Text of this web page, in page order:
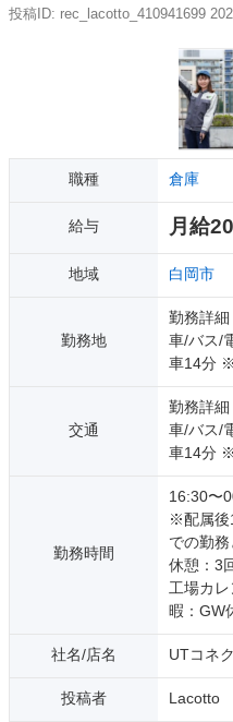
投稿ID: rec_lacotto_410941699
職種 倉庫
給与 月給
地域 白岡市
勤務地
勤務詳
車/バス/
車14分
交通
勤務詳
車/バス/
車14分
勤務時間
16:30〜
※配属後
での勤
休憩：3
工場カ
暇：GW
社名/店名 UTコネ
投稿者 Lacotto